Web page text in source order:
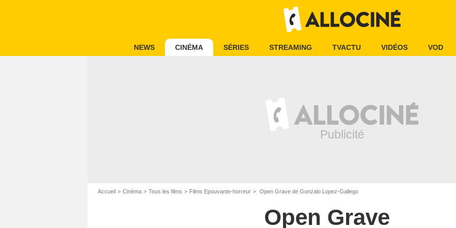
NEWS CINÉMA SÉRIES STREAMING TVACTU VIDÉOS VOD
Accueil Cinéma Tous les films Films Epouvante-horreur Open Grave de Gonzalo Lopez-Gallego
Open Grave